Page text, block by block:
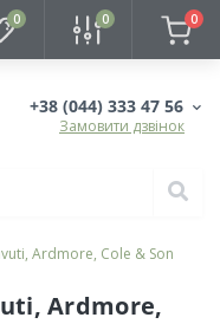
0 0 0
+38 (044) 333 47 56
Замовити дзвінок
Ardmore, Cole & Son
Ardmore,